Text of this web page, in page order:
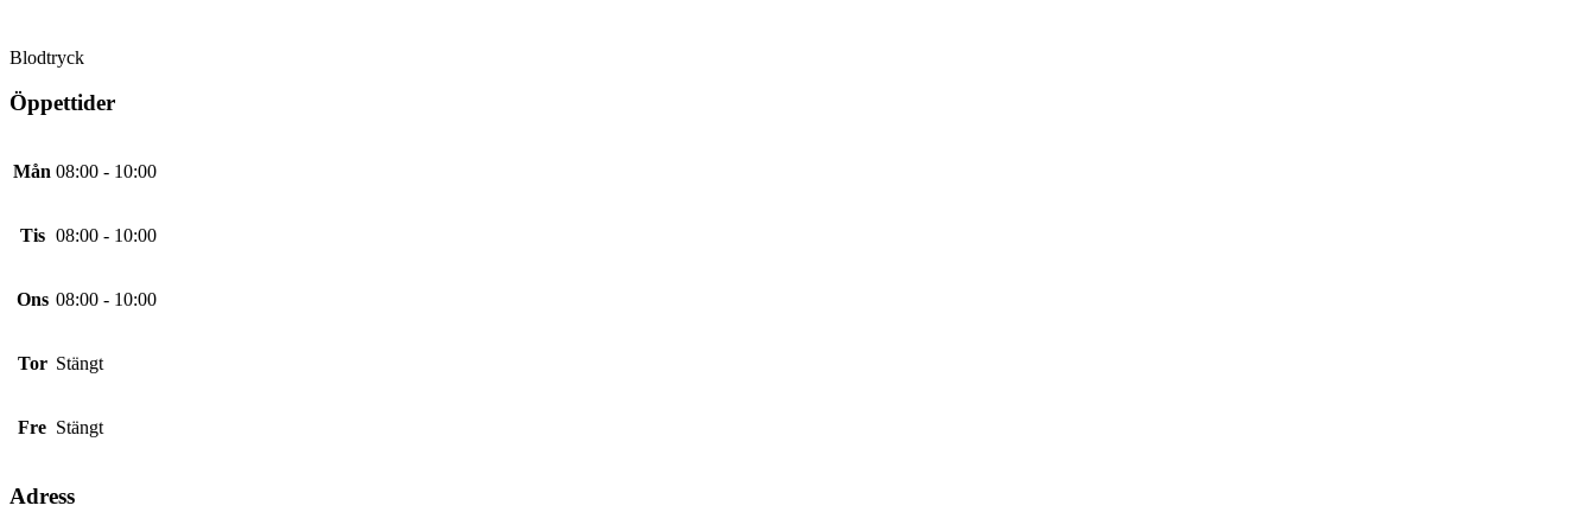
Blodtryck
Öppettider
Mån 08:00 - 10:00
Tis 08:00 - 10:00
Ons 08:00 - 10:00
Tor Stängt
Fre Stängt
Adress